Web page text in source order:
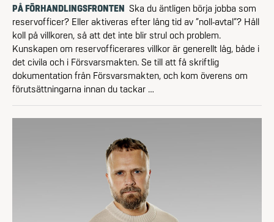
PÅ FÖRHANDLINGSFRONTEN Ska du äntligen börja jobba som
reservofficer? Eller aktiveras efter lång tid av ”noll-avtal”? Håll
koll på villkoren, så att det inte blir strul och problem.
Kunskapen om reservofficerares villkor är generellt låg, både i
det civila och i Försvarsmakten. Se till att få skriftlig
dokumentation från Försvarsmakten, och kom överens om
förutsättningarna innan du tackar …